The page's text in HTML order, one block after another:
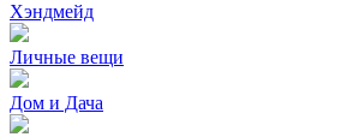
Хэндмейд
Личные вещи
Дом и Дача